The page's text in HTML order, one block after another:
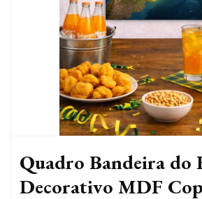
Quadro Bandeira do
Decorativo MDF